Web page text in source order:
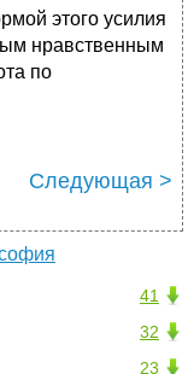
этого усилия
нравственным
по
Следующая >
41
32
23